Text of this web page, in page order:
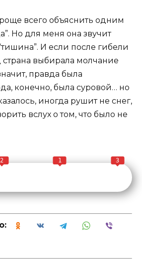
всего объяснить одним
Но для меня она звучит
И если после гибели
страна выбирала молчание
правда была
конечно, была суровой… но
иногда рушит не снег,
вслух о том, что было не
2 1 3